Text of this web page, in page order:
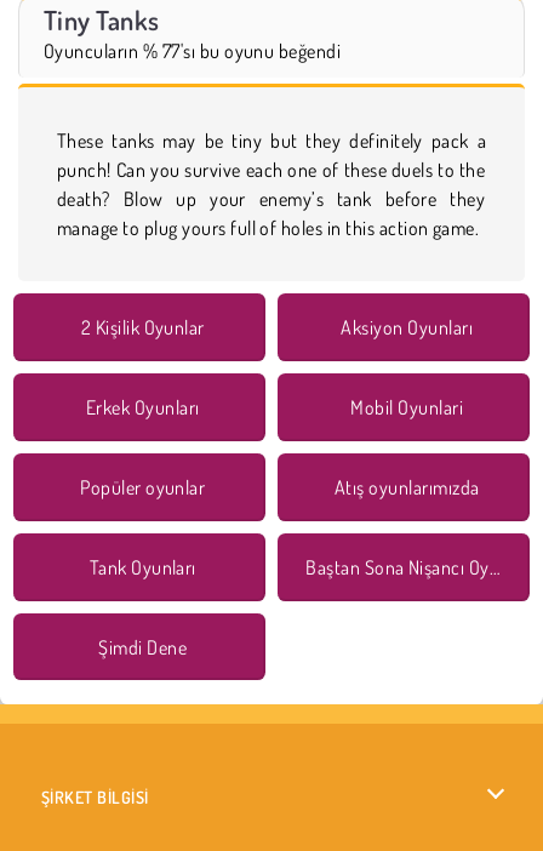
Tiny Tanks
Oyuncuların % 77'sı bu oyunu beğendi
These tanks may be tiny but they definitely pack a
punch! Can you survive each one of these duels to the
death? Blow up your enemy’s tank before they
manage to plug yours full of holes in this action game.
2 Kişilik Oyunlar Aksiyon Oyunları
Erkek Oyunları Mobil Oyunlari
Popüler oyunlar Atış oyunlarımızda
Tank Oyunları Baştan Sona Nişancı Oyunları
Şimdi Dene
ŞİRKET BİLGİSİ